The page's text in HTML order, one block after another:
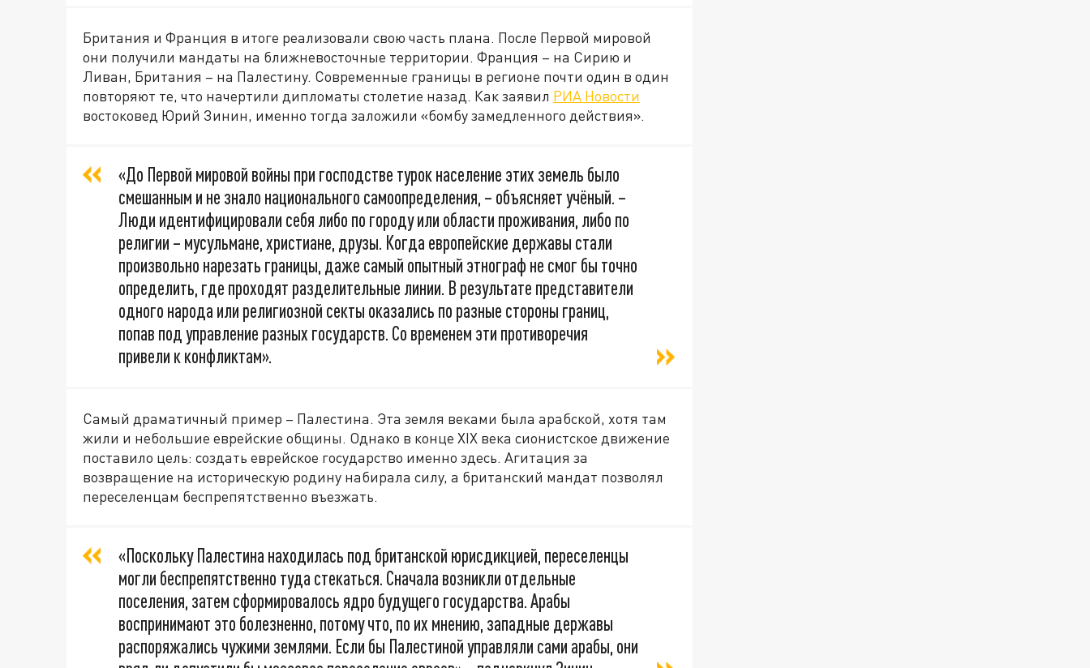
Британия и Франция в итоге реализовали свою часть плана. После Первой мировой
они получили мандаты на ближневосточные территории. Франция – на Сирию и
Ливан, Британия – на Палестину. Современные границы в регионе почти один в один
повторяют те, что начертили дипломаты столетие назад. Как заявил РИА Новости
востоковед Юрий Зинин, именно тогда заложили «бомбу замедленного действия».
«До Первой мировой войны при господстве турок население этих земель было
смешанным и не знало национального самоопределения, – объясняет учёный. –
Люди идентифицировали себя либо по городу или области проживания, либо по
религии – мусульмане, христиане, друзы. Когда европейские державы стали
произвольно нарезать границы, даже самый опытный этнограф не смог бы точно
определить, где проходят разделительные линии. В результате представители
одного народа или религиозной секты оказались по разные стороны границ,
попав под управление разных государств. Со временем эти противоречия
привели к конфликтам».
Самый драматичный пример – Палестина. Эта земля веками была арабской, хотя там
жили и небольшие еврейские общины. Однако в конце XIX века сионистское движение
поставило цель: создать еврейское государство именно здесь. Агитация за
возвращение на историческую родину набирала силу, а британский мандат позволял
переселенцам беспрепятственно въезжать.
«Поскольку Палестина находилась под британской юрисдикцией, переселенцы
могли беспрепятственно туда стекаться. Сначала возникли отдельные
поселения, затем сформировалось ядро будущего государства. Арабы
воспринимают это болезненно, потому что, по их мнению, западные державы
распоряжались чужими землями. Если бы Палестиной управляли сами арабы, они